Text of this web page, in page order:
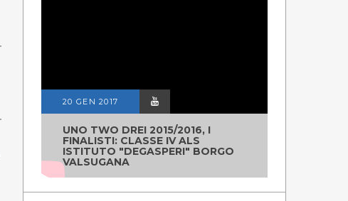
20 GEN 2017
UNO TWO DREI 2015/2016, I
FINALISTI: CLASSE IV ALS
ISTITUTO "DEGASPERI" BORGO
VALSUGANA